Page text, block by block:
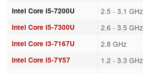
Intel Core i5-7200U 2.5 - 3.1 GHz
Intel Core i5-7300U 2.6 - 3.5 GHz
Intel Core i3-7167U 2.8 GHz
Intel Core i5-7Y57 1.2 - 3.3 GHz